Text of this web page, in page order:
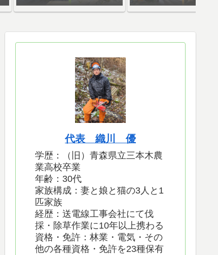
代表 織川 優
学歴：（旧）青森県立三本木農
業高校卒業
年齢：30代
家族構成：妻と娘と猫の3人と1
匹家族
経歴：送電線工事会社にて伐
採・除草作業に10年以上携わる
資格・免許：林業・電気・その
他の各種資格・免許を23種保有